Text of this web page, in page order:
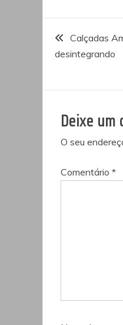
Navegação
de
Post
Calçadas
desintegrando
Deixe um
O seu
Comentário *